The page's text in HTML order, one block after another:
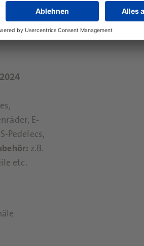
E-
Pedelecs,
z.B.
etc.